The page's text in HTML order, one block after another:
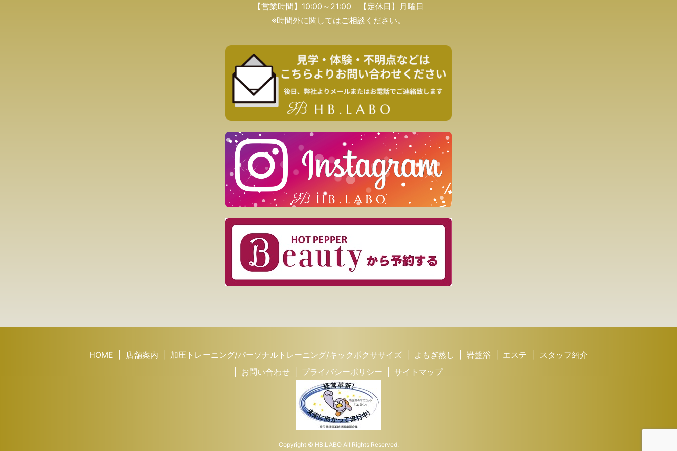
【営業時間】10:00～21:00 【定休日】月曜日
※時間外に関してはご相談ください。
HOME 店舗案内 加圧トレーニング/パーソナルトレーニング/キックボクササイズ よもぎ蒸し 岩盤浴 エステ
スタッフ紹介
お問い合わせ
プライバシーポリシー サイトマップ
Copyright © HB.LABO All Rights Reserved.